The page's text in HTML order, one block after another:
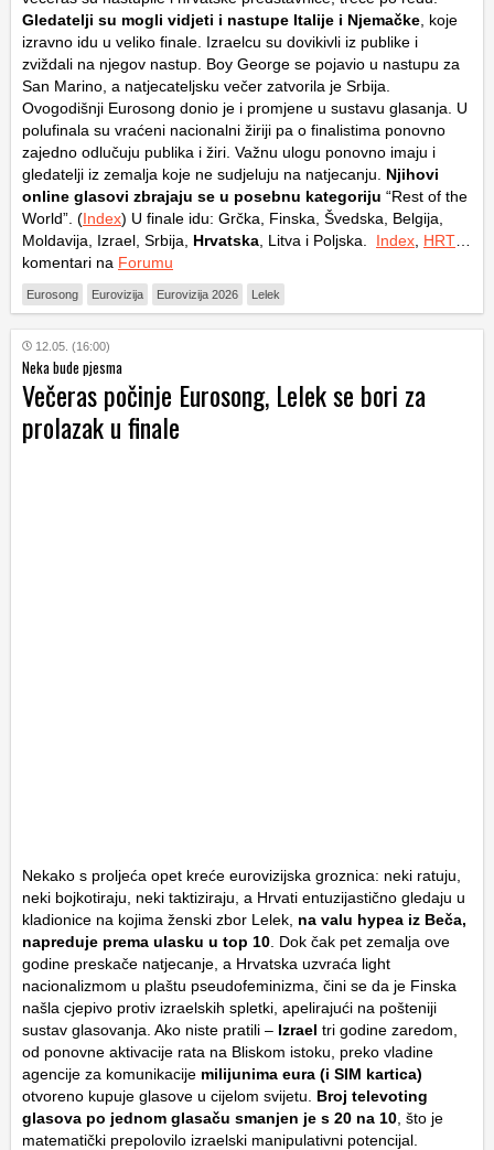
Gledatelji su mogli vidjeti i nastupe Italije i Njemačke , koje
izravno idu u veliko finale. Izraelcu su dovikivli iz publike i
zviždali na njegov nastup. Boy George se pojavio u nastupu za
San Marino, a natjecateljsku večer zatvorila je Srbija.
Ovogodišnji Eurosong donio je i promjene u sustavu glasanja. U
polufinala su vraćeni nacionalni žiriji pa o finalistima ponovno
zajedno odlučuju publika i žiri. Važnu ulogu ponovno imaju i
gledatelji iz zemalja koje ne sudjeluju na natjecanju. Njihovi
online glasovi zbrajaju se u posebnu kategoriju “Rest of the
World”. (Index) U finale idu: Grčka, Finska, Švedska, Belgija,
Moldavija, Izrael, Srbija, Hrvatska , Litva i Poljska. Index HRT
komentari na Forumu
Eurosong Eurovizija Eurovizija 2026 Lelek
12.05. (16:00)
Neka bude pjesma
Večeras počinje Eurosong, Lelek se bori za
prolazak u finale
Nekako s proljeća opet kreće eurovizijska groznica: neki ratuju,
neki bojkotiraju, neki taktiziraju, a Hrvati entuzijastično gledaju u
kladionice na kojima ženski zbor Lelek, na valu hypea iz Beča,
napreduje prema ulasku u top 10 . Dok čak pet zemalja ove
godine preskače natjecanje, a Hrvatska uzvraća light
nacionalizmom u plaštu pseudofeminizma, čini se da je Finska
našla cjepivo protiv izraelskih spletki, apelirajući na pošteniji
sustav glasovanja. Ako niste pratili – Izrael tri godine zaredom,
od ponovne aktivacije rata na Bliskom istoku, preko vladine
agencije za komunikacije milijunima eura (i SIM kartica)
otvoreno kupuje glasove u cijelom svijetu. Broj televoting
glasova po jednom glasaču smanjen je s 20 na 10 , što je
matematički prepolovilo izraelski manipulativni potencijal.